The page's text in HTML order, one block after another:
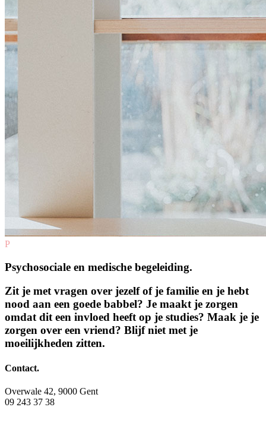
P
Psychosociale en medische begeleiding.
Zit je met vragen over jezelf of je familie en je hebt
nood aan een goede babbel? Je maakt je zorgen
omdat dit een invloed heeft op je studies? Maak je je
zorgen over een vriend? Blijf niet met je
moeilijkheden zitten.
Contact.
Overwale 42, 9000 Gent
09 243 37 38